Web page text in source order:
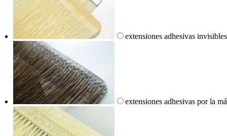
extensiones adhesivas invisibles
extensiones adhesivas por la